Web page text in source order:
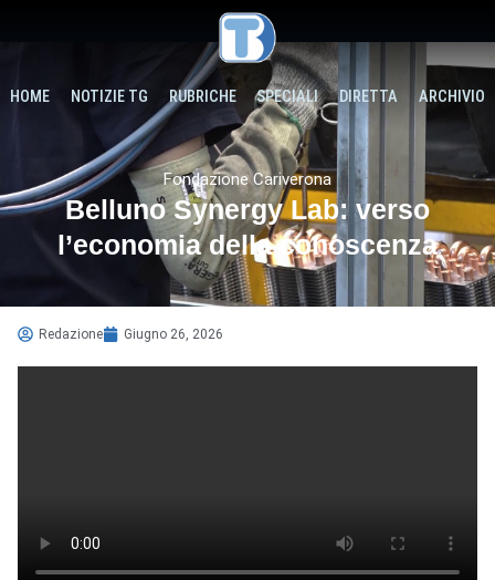
HOME NOTIZIE TG RUBRICHE SPECIALI DIRETTA ARCHIVIO
Fondazione Cariverona
Belluno Synergy Lab: verso
l’economia della conoscenza
Redazione Giugno 26, 2026